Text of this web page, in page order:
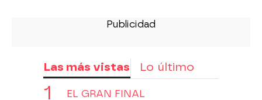
Las más vistas Lo último
EL GRAN FINAL